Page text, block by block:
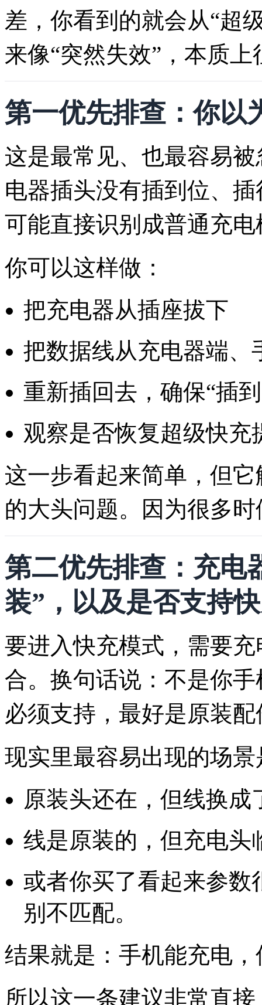
差，你看到的就会从“超
来像“突然失效”，本质
第一优先排查：你以
这是最常见、也最容易
电器插头没有插到位、
可能直接识别成普通充电
你可以这样做：
把充电器从插座拔下
把数据线从充电器端、
重新插回去，确保“插
观察是否恢复超级快充
这一步看起来简单，但
的大头问题。因为很多
第二优先排查：充电
装”，以及是否支持
要进入快充模式，需要
合。换句话说：不是你
必须支持，最好是原装配
现实里最容易出现的场景
原装头还在，但线换成
线是原装的，但充电头
或者你买了看起来参数
别不匹配。
结果就是：手机能充电
所以这一条建议非常直